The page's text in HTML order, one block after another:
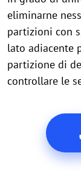
eliminarne
partizioni con
lato adiacente
partizione di
controllare le